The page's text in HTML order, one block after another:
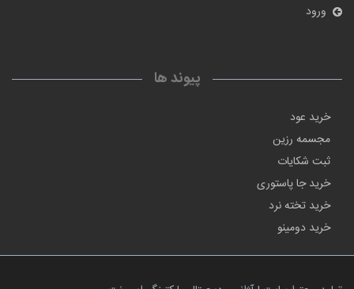
ورود
پیوند ها
خرید عود
مجسمه رزین
ثبت شکایات
خرید جا پاستوری
خرید تخته نرد
خرید دومینو